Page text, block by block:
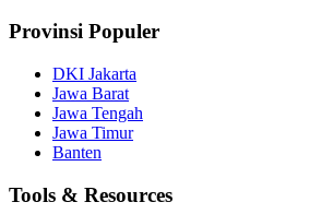
Provinsi Populer
DKI Jakarta
Jawa Barat
Jawa Tengah
Jawa Timur
Banten
Tools & Resources